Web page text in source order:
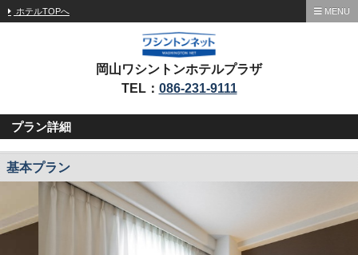
ホテルTOPへ MENU
岡山ワシントンホテルプラザ
TEL： 086-231-9111
プラン詳細
基本プラン